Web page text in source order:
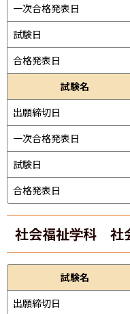
一次合格発表日
試験日
合格発表日
試験名
出願締切日
一次合格発表日
試験日
合格発表日
社会福祉学科 社
試験名
出願締切日